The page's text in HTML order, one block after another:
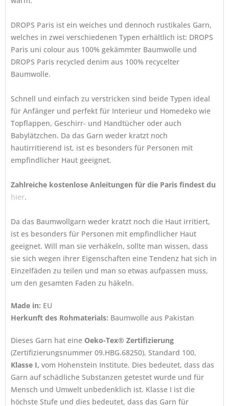
DROPS Paris ist ein weiches und dennoch rustikales Garn,
welches in zwei verschiedenen Typen erhältlich ist: DROPS
Paris uni colour aus 100% gekämmter Baumwolle und
DROPS Paris recycled denim aus 100% recycelter
Baumwolle.
Schnell und einfach zu verstricken sind beide Typen ideal
für Anfänger und perfekt für Interieur und Homedeko wie
Topflappen, Geschirr- und Handtücher oder auch
Babylätzchen. Da das Garn weder kratzt noch
hautirritierend ist, ist es besonders für Personen mit
empfindlicher Haut geeignet.
Zahlreiche kostenlose Anleitungen für die Paris findest du
hier.
Da das Baumwollgarn weder kratzt noch die Haut irritiert,
ist es besonders für Personen mit empfindlicher Haut
geeignet. Will man sie verhäkeln, sollte man wissen, dass
sie sich wegen ihrer Eigenschaften eine Tendenz hat sich in
Einzelfäden zu teilen und man so etwas aufpassen muss,
um den gesamten Faden zu häkeln.
Made in: EU
Herkunft des Rohmaterials: Baumwolle aus Pakistan
Dieses Garn hat eine Oeko-Tex® Zertifizierung
(Zertifizierungsnummer 09.HBG.68250), Standard 100,
Klasse I, vom Hohenstein Institute. Dies bedeutet, dass das
Garn auf schädliche Substanzen getestet wurde und für
Mensch und Umwelt unbedenklich ist. Klasse I ist die
höchste Stufe und dies bedeutet, dass das Garn für